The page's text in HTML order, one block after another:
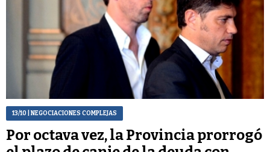
13/10 | NEGOCIACIONES COMPLEJAS
Por octava vez, la Provincia prorrogó